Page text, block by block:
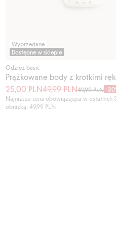
Wyprzedane
Dostępne w sklepie
Odzież basic
Prążkowane body z krótkimi
25,00 PLN49,99 PLN49,99 PLN -
Najniższa cena obowiązująca w ostatnich
obniżką: 49,99 PLN